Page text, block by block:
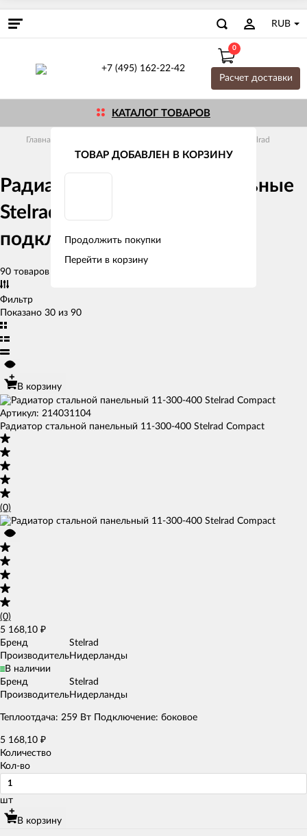
RUB
+7 (495) 162-22-42
0
Расчет доставки
КАТАЛОГ ТОВАРОВ
Главная Stelrad
Радиаторы стальные панельные
Stelrad тип 11 боковое
подключение
90 товаров
Фильтр
Показано 30 из 90
В корзину
Артикул: 214031104
Радиатор стальной панельный 11-300-400 Stelrad Compact
(0)
(0)
5 168,10 ₽
Бренд
Stelrad
ПроизводительНидерланды
В наличии
Бренд
Stelrad
ПроизводительНидерланды
Теплоотдача: 259 Вт Подключение: боковое
5 168,10 ₽
Количество
Кол-во
шт
В корзину
ТОВАР ДОБАВЛЕН В КОРЗИНУ
Продолжить покупки
Перейти в корзину